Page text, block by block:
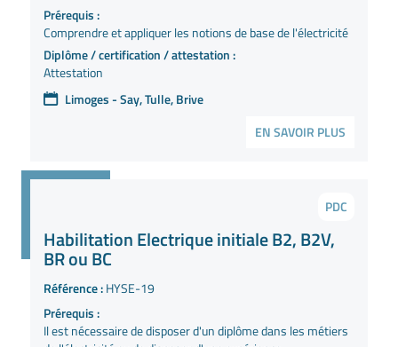
Prérequis :
Comprendre et appliquer les notions de base de l'électricité
Diplôme / certification / attestation :
Attestation
Limoges - Say, Tulle, Brive
EN SAVOIR PLUS
PDC
Habilitation Electrique initiale B2, B2V,
BR ou BC
Référence :HYSE-19
Prérequis :
Il est nécessaire de disposer d'un diplôme dans les métiers